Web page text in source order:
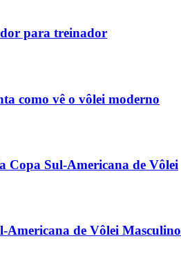
para treinador
como vê o vôlei moderno
Copa Sul-Americana de Vôlei
Americana de Vôlei Masculino